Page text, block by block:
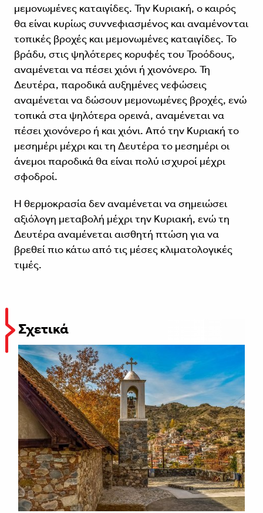
μεμονωμένες καταιγίδες. Την Κυριακή, ο καιρός
θα είναι κυρίως συννεφιασμένος και αναμένονται
τοπικές βροχές και μεμονωμένες καταιγίδες. Το
βράδυ, στις ψηλότερες κορυφές του Τροόδους,
αναμένεται να πέσει χιόνι ή χιονόνερο. Τη
Δευτέρα, παροδικά αυξημένες νεφώσεις
αναμένεται να δώσουν μεμονωμένες βροχές, ενώ
τοπικά στα ψηλότερα ορεινά, αναμένεται να
πέσει χιονόνερο ή και χιόνι. Από την Κυριακή το
μεσημέρι μέχρι και τη Δευτέρα το μεσημέρι οι
άνεμοι παροδικά θα είναι πολύ ισχυροί μέχρι
σφοδροί.
Η θερμοκρασία δεν αναμένεται να σημειώσει
αξιόλογη μεταβολή μέχρι την Κυριακή, ενώ τη
Δευτέρα αναμένεται αισθητή πτώση για να
βρεθεί πιο κάτω από τις μέσες κλιματολογικές
τιμές.
Σχετικά